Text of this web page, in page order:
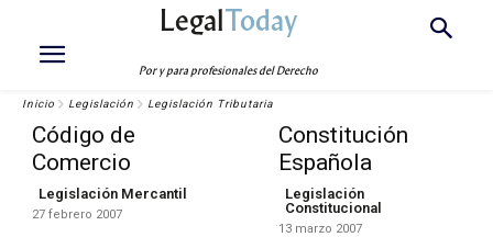
LegalToday
Por y para profesionales del Derecho
Inicio Legislación Legislación Tributaria
Código de
Comercio
Legislación Mercantil
27 febrero 2007
Constitución
Española
Legislación
Constitucional
13 marzo 2007